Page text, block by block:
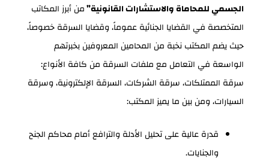
الجسمي للمحاماة والاستشارات القانونية”من أبرز المكاتب
المتخصصة في القضايا الجنائية عموماً، وقضايا السرقة خصوصاً،
حيث يضم المكتب نخبة من المحامين المعروفين بخبرتهم
الواسعة في التعامل مع ملفات السرقة من كافة الأنواع:
سرقة الممتلكات، سرقة الشركات، السرقة الإلكترونية، وسرقة
السيارات، ومن بين ما يميز المكتب:
قدرة عالية على تحليل الأدلة والترافع أمام محاكم الجنح
والجنايات.